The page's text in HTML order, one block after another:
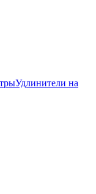
Удлинители на